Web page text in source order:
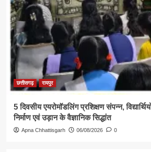
छत्तीसगढ़ रायपुर
5 दिवसीय एयरोमॉडलिंग प्रशिक्षण संपन्न,
निर्माण एवं उड़ान के वैज्ञानिक सिद्धांत
Apna Chhattisgarh 06/08/2026 0